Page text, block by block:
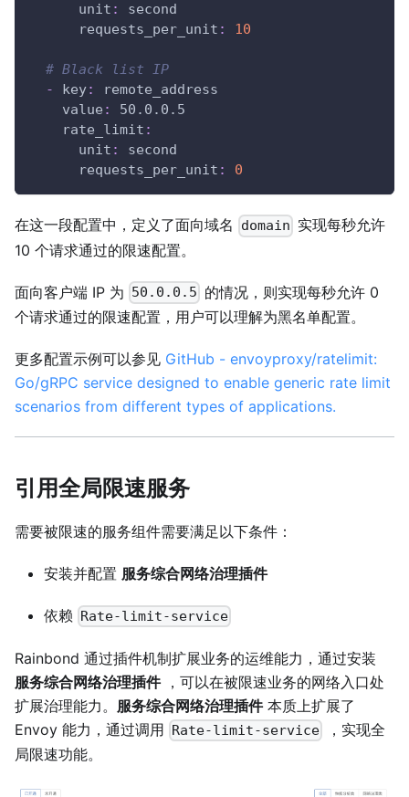
unit :
second
requests_per_unit : 10
# Black list IP
-
key:
remote_address
value :
50.0.0.5
rate_limit :
unit :
second
requests_per_unit : 0
在这一段配置中，定义了面向域名 domain 实现每秒允许
10 个请求通过的限速配置。
面向客户端 IP 为 50.0.0.5 的情况，则实现每秒允许 0
个请求通过的限速配置，用户可以理解为黑名单配置。
更多配置示例可以参见 GitHub - envoyproxy/ratelimit:
Go/gRPC service designed to enable generic rate limit
scenarios from different types of applications.
引用全局限速服务
需要被限速的服务组件需要满足以下条件：
安装并配置 服务综合网络治理插件
依赖 Rate-limit-service
Rainbond 通过插件机制扩展业务的运维能力，通过安装
服务综合网络治理插件，可以在被限速业务的网络入口处
扩展治理能力。 服务综合网络治理插件本质上扩展了
Envoy 能力，通过调用 Rate-limit-service
，实现全
局限速功能。